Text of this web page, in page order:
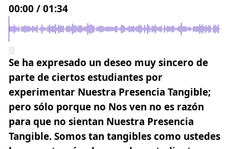
00:00 /01:34
Se ha expresado un deseo muy sincero de
parte de ciertos estudiantes por
experimentar Nuestra Presencia Tangible;
pero sólo porque no Nos ven no es razón
para que no sientan Nuestra Presencia
Tangible. Somos tan tangibles como ustedes